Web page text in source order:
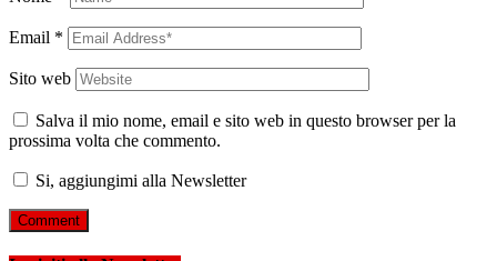
Email *
Sito web
Salva il mio nome, email e sito web in questo browser per la
prossima volta che commento.
Si, aggiungimi alla Newsletter